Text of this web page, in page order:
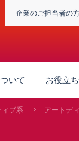
企業のご担当者の
いて お役立
ィブ系 アートデ